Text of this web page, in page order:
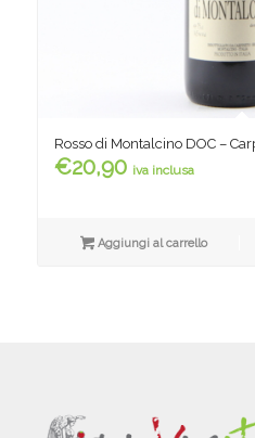
Rosso di Montalcino DOC –
€20,90 iva inclusa
Aggiungi al carrello